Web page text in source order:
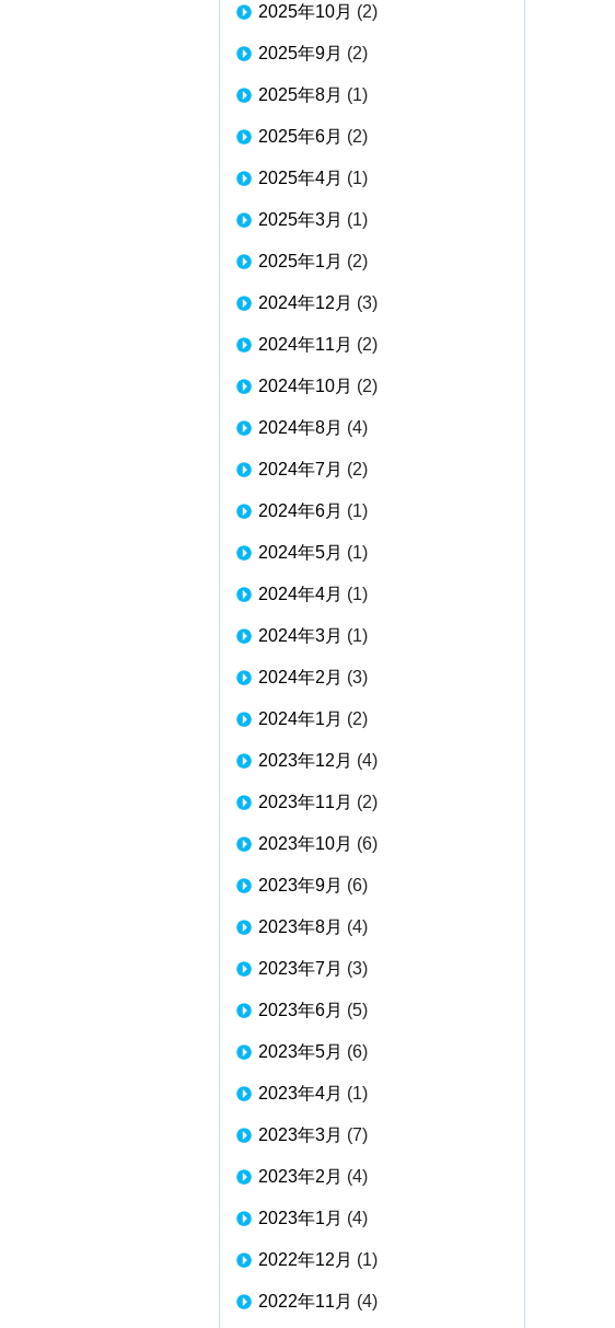
2025年10月 (2)
2025年9月 (2)
2025年8月 (1)
2025年6月 (2)
2025年4月 (1)
2025年3月 (1)
2025年1月 (2)
2024年12月 (3)
2024年11月 (2)
2024年10月 (2)
2024年8月 (4)
2024年7月 (2)
2024年6月 (1)
2024年5月 (1)
2024年4月 (1)
2024年3月 (1)
2024年2月 (3)
2024年1月 (2)
2023年12月 (4)
2023年11月 (2)
2023年10月 (6)
2023年9月 (6)
2023年8月 (4)
2023年7月 (3)
2023年6月 (5)
2023年5月 (6)
2023年4月 (1)
2023年3月 (7)
2023年2月 (4)
2023年1月 (4)
2022年12月 (1)
2022年11月 (4)